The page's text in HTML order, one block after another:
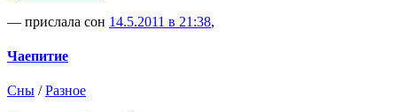
— прислала сон 14.5.2011 в 21:38,
Чаепитие
Сны /Разное